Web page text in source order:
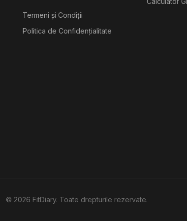
Termeni și Condiții
Politica de Confidențialitate
© 2026 FitDiary. Toate drepturile rezervate.